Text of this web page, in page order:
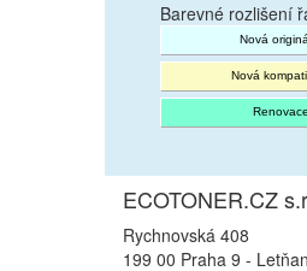
Barevné rozlišení
Nová
Nová
Renovace
ECOTONER.CZ
Rychnovská 408
199 00 Praha 9 -